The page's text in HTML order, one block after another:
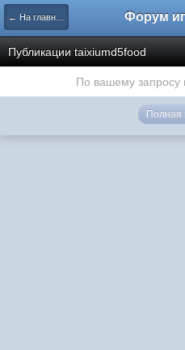
← На главную
Публикации taixiumd5food
По вашему запросу
Полная